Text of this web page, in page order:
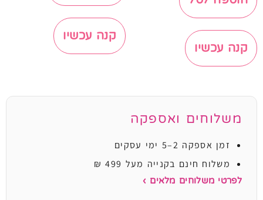
קנה עכשיו
קנה עכשיו
משלוחים ואספקה
זמן אספקה 2–5 ימי עסקים
משלוח חינם בקנייה מעל 499 ₪
לפרטי משלוחים מלאים ›